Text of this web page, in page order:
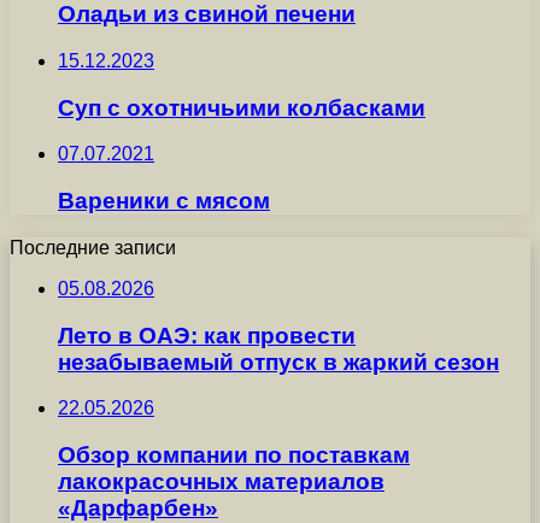
Оладьи из свиной печени
15.12.2023
Суп с охотничьими колбасками
07.07.2021
Вареники с мясом
Последние записи
05.08.2026
Лето в ОАЭ: как провести
незабываемый отпуск в жаркий сезон
22.05.2026
Обзор компании по поставкам
лакокрасочных материалов
«Дарфарбен»